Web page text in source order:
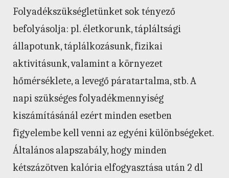
Folyadékszükségletünket sok tényező
befolyásolja: pl. életkorunk, tápláltsági
állapotunk, táplálkozásunk, fizikai
aktivitásunk, valamint a környezet
hőmérséklete, a levegő páratartalma, stb. A
napi szükséges folyadékmennyiség
kiszámításánál ezért minden esetben
figyelembe kell venni az egyéni különbségeket.
Általános alapszabály, hogy minden
kétszázötven kalória elfogyasztása után 2 dl